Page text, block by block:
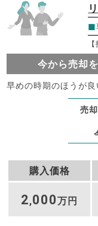
■
今から売却
早めの時期のほうが良
売
購入価格
2,000万円